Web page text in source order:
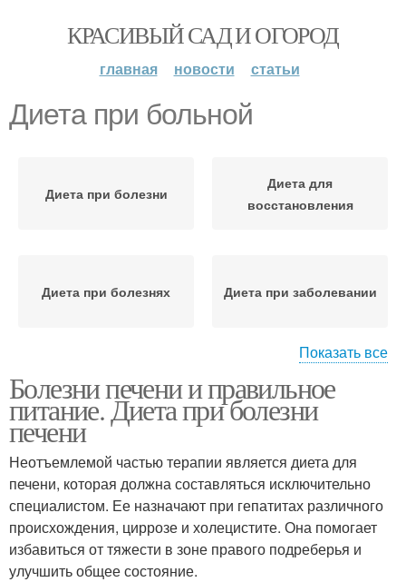
КРАСИВЫЙ САД И ОГОРОД
главная новости статьи
Диета при больной
Диета при болезни
Диета для
восстановления
Диета при болезнях Диета при заболевании
Диета при панкреатите Диеты при панкреатите
Показать все
Болезни печени и правильное
питание. Диета при болезни
печени
Неотъемлемой частью терапии является диета для
печени, которая должна составляться исключительно
специалистом. Ее назначают при гепатитах различного
происхождения, циррозе и холецистите. Она помогает
избавиться от тяжести в зоне правого подреберья и
улучшить общее состояние.